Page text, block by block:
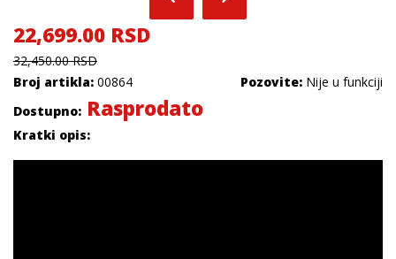
22,699.00 RSD
32,450.00 RSD
Broj artikla: 00864 Pozovite: Nije u funkciji
Dostupno: Rasprodato
Kratki opis: